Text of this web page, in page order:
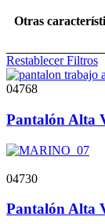
Otras
Restablecer Filtros
04768
Pantalón Alta
04730
Pantalón Alta